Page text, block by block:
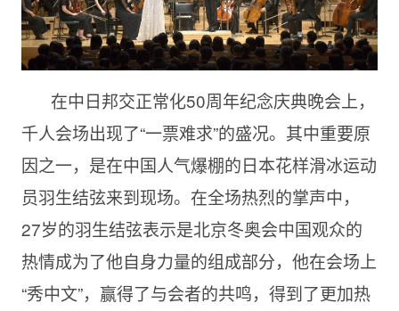
在中日邦交正常化50周年纪念庆典晚会上，
千人会场出现了“一票难求”的盛况。其中重要原
因之一，是在中国人气爆棚的日本花样滑冰运动
员羽生结弦来到现场。在全场热烈的掌声中，
27岁的羽生结弦表示是北京冬奥会中国观众的
热情成为了他自身力量的组成部分，他在会场上
“秀中文”，赢得了与会者的共鸣，得到了更加热